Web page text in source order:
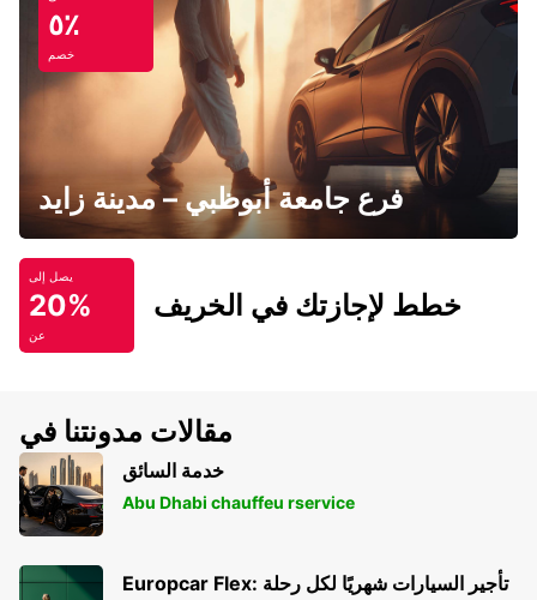
٥٪
خصم
فرع جامعة أبوظبي – مدينة زايد
يصل إلى
20%
عن
خطط لإجازتك في الخريف
مقالات مدونتنا في
خدمة السائق
Abu Dhabi chauffeu rservice
Europcar Flex: تأجير السيارات شهريًا لكل رحلة